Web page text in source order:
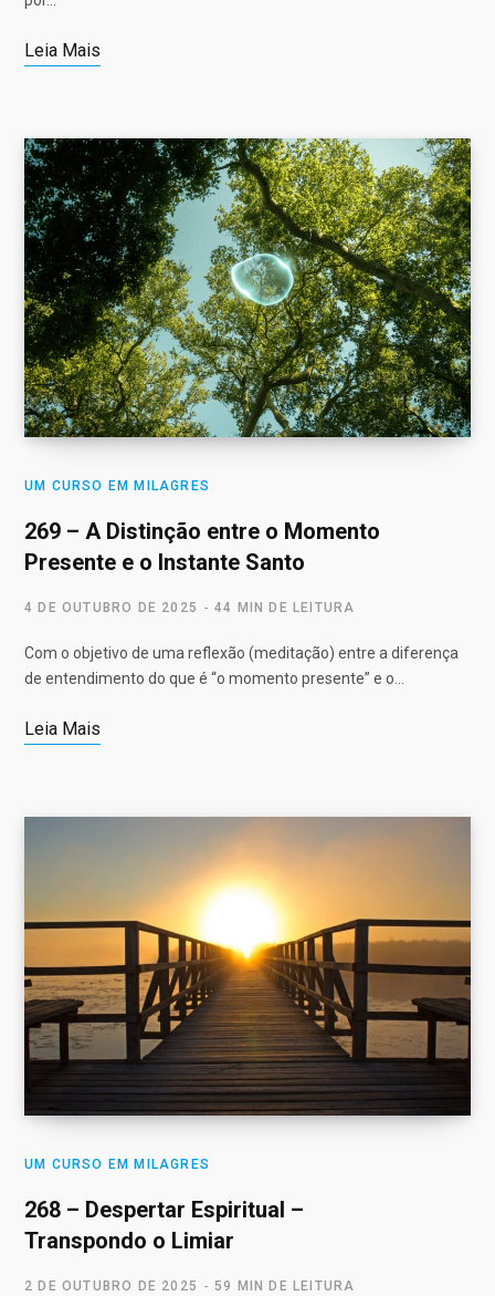
Leia Mais
UM CURSO EM MILAGRES
269 – A Distinção entre o Momento
Presente e o Instante Santo
4 DE OUTUBRO DE 2025 44 MIN DE LEITURA
Com o objetivo de uma reflexão (meditação) entre a diferença
de entendimento do que é “o momento presente” e o…
Leia Mais
UM CURSO EM MILAGRES
268 – Despertar Espiritual –
Transpondo o Limiar
2 DE OUTUBRO DE 2025 59 MIN DE LEITURA